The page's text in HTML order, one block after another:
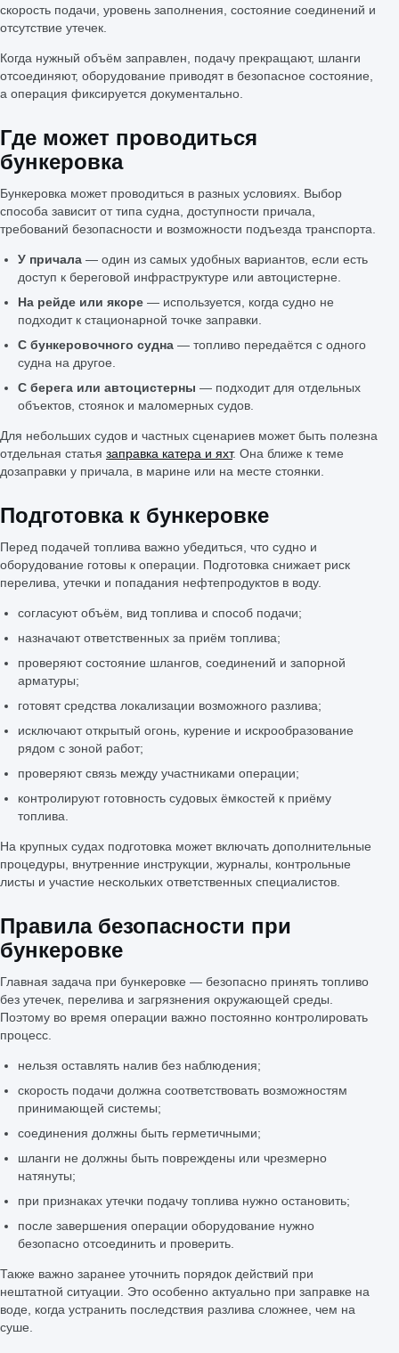
скорость подачи, уровень заполнения, состояние соединений и
отсутствие утечек.
Когда нужный объём заправлен, подачу прекращают, шланги
отсоединяют, оборудование приводят в безопасное состояние,
а операция фиксируется документально.
Где может проводиться
бункеровка
Бункеровка может проводиться в разных условиях. Выбор
способа зависит от типа судна, доступности причала,
требований безопасности и возможности подъезда транспорта.
У причала — один из самых удобных вариантов, если есть
доступ к береговой инфраструктуре или автоцистерне.
На рейде или якоре — используется, когда судно не
подходит к стационарной точке заправки.
С бункеровочного судна — топливо передаётся с одного
судна на другое.
С берега или автоцистерны — подходит для отдельных
объектов, стоянок и маломерных судов.
Для небольших судов и частных сценариев может быть полезна
отдельная статья заправка катера и яхт. Она ближе к теме
дозаправки у причала, в марине или на месте стоянки.
Подготовка к бункеровке
Перед подачей топлива важно убедиться, что судно и
оборудование готовы к операции. Подготовка снижает риск
перелива, утечки и попадания нефтепродуктов в воду.
согласуют объём, вид топлива и способ подачи;
назначают ответственных за приём топлива;
проверяют состояние шлангов, соединений и запорной
арматуры;
готовят средства локализации возможного разлива;
исключают открытый огонь, курение и искрообразование
рядом с зоной работ;
проверяют связь между участниками операции;
контролируют готовность судовых ёмкостей к приёму
топлива.
На крупных судах подготовка может включать дополнительные
процедуры, внутренние инструкции, журналы, контрольные
листы и участие нескольких ответственных специалистов.
Правила безопасности при
бункеровке
Главная задача при бункеровке — безопасно принять топливо
без утечек, перелива и загрязнения окружающей среды.
Поэтому во время операции важно постоянно контролировать
процесс.
нельзя оставлять налив без наблюдения;
скорость подачи должна соответствовать возможностям
принимающей системы;
соединения должны быть герметичными;
шланги не должны быть повреждены или чрезмерно
натянуты;
при признаках утечки подачу топлива нужно остановить;
после завершения операции оборудование нужно
безопасно отсоединить и проверить.
Также важно заранее уточнить порядок действий при
нештатной ситуации. Это особенно актуально при заправке на
воде, когда устранить последствия разлива сложнее, чем на
суше.